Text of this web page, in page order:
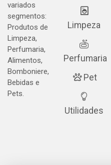
variados
segmentos:
Produtos de
Limpeza,
Perfumaria,
Alimentos,
Bomboniere,
Bebidas e
Pets.
Limpeza
Perfumaria
Pet
Utilidades